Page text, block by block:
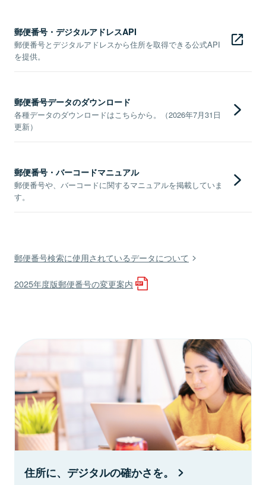
郵便番号・デジタルアドレスAPI
郵便番号とデジタルアドレスから住所を取得できる公式API
を提供。
郵便番号データのダウンロード
各種データのダウンロードはこちらから。（2026年7月31日
更新）
郵便番号・バーコードマニュアル
郵便番号や、バーコードに関するマニュアルを掲載していま
す。
郵便番号検索に使用されているデータについて
2025年度版郵便番号の変更案内
住所に、デジタルの確かさを。